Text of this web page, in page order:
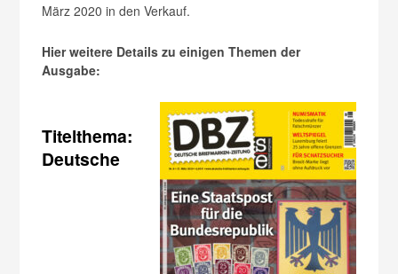
März 2020 in den Verkauf.
Hier weitere Details zu einigen Themen der
Ausgabe:
Titelthema:
Deutsche